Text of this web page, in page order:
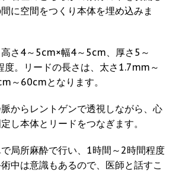
に空間をつくり本体を埋め込みま
さ4～5cm×幅4～5cm、厚さ5～
。リードの長さは、太さ1.7mm～
～60cmとなります。
からレントゲンで透視しながら、心
し本体とリードをつなぎます。
局所麻酔で行い、1時間～2時間程度
中は意識もあるので、医師と話すこ